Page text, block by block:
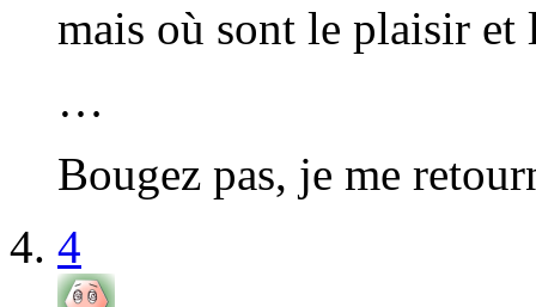
mais où sont le plaisir et
…
Bougez pas, je me
4